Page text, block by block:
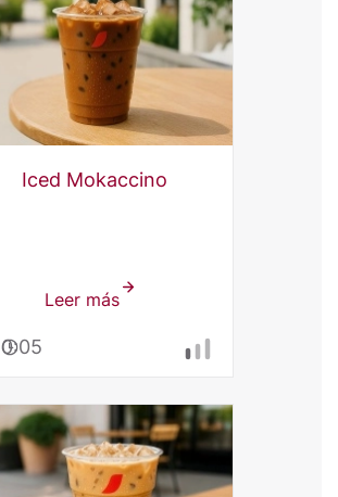
Iced Mokaccino
Leer mássobre
Mokaccino
0:05